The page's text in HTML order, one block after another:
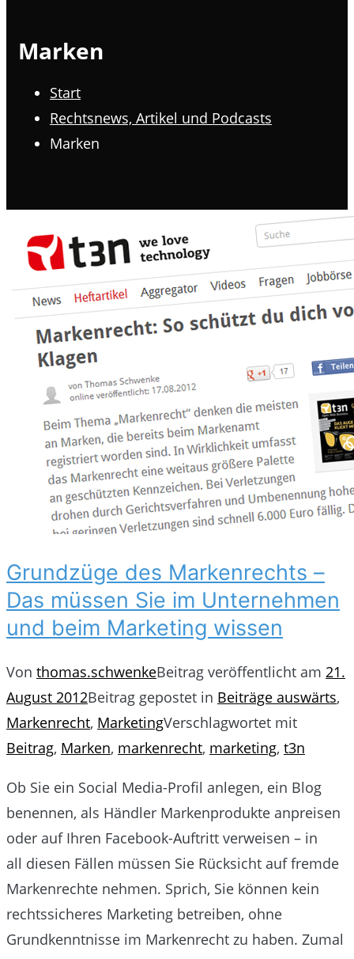
Marken
Start
Rechtsnews, Artikel und Podcasts
Marken
Grundzüge des Markenrechts –
Das müssen Sie im Unternehmen
und beim Marketing wissen
Von thomas.schwenkeBeitrag veröffentlicht am 21.
August 2012Beitrag gepostet in Beiträge auswärts,
Markenrecht, MarketingVerschlagwortet mit
Beitrag, Marken, markenrecht, marketing, t3n
Ob Sie ein Social Media-Profil anlegen, ein Blog
benennen, als Händler Markenprodukte anpreisen
oder auf Ihren Facebook-Auftritt verweisen – in
all diesen Fällen müssen Sie Rücksicht auf fremde
Markenrechte nehmen. Sprich, Sie können kein
rechtssicheres Marketing betreiben, ohne
Grundkenntnisse im Markenrecht zu haben. Zumal